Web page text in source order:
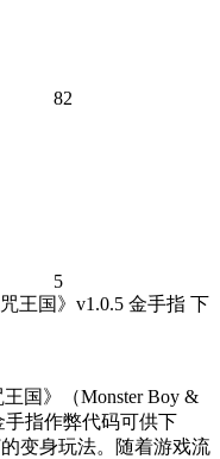
82
5
国》（Monster Boy &
手指作弊代码可供下
变身玩法。随着游戏流